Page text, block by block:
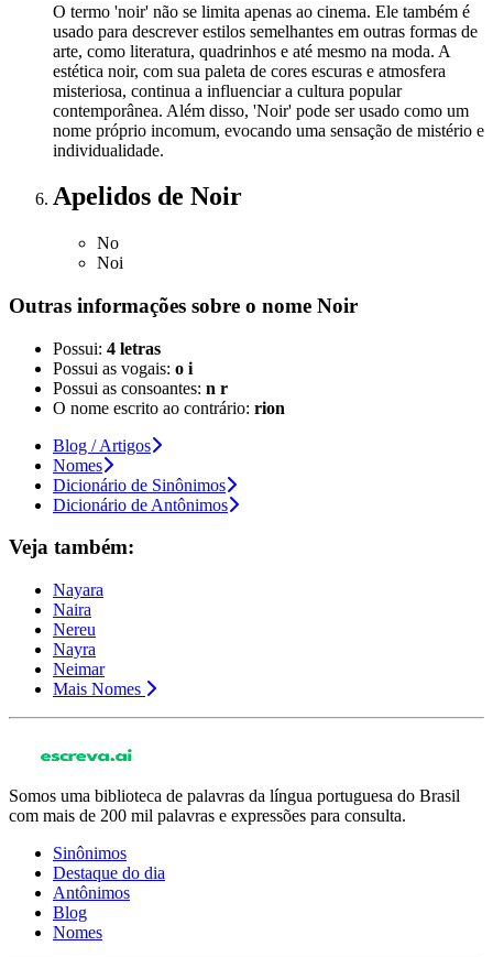
O termo 'noir' não se limita apenas ao cinema. Ele também é
usado para descrever estilos semelhantes em outras formas de
arte, como literatura, quadrinhos e até mesmo na moda. A
estética noir, com sua paleta de cores escuras e atmosfera
misteriosa, continua a influenciar a cultura popular
contemporânea. Além disso, 'Noir' pode ser usado como um
nome próprio incomum, evocando uma sensação de mistério e
individualidade.
Apelidos de Noir
No
Noi
Outras informações sobre o nome Noir
Possui: 4 letras
Possui as vogais: o i
Possui as consoantes: n r
O nome escrito ao contrário: rion
Blog / Artigos
Nomes
Dicionário de Sinônimos
Dicionário de Antônimos
Veja também:
Nayara
Naira
Nereu
Nayra
Neimar
Mais Nomes
Somos uma biblioteca de palavras da língua portuguesa do Brasil
com mais de 200 mil palavras e expressões para consulta.
Sinônimos
Destaque do dia
Antônimos
Blog
Nomes